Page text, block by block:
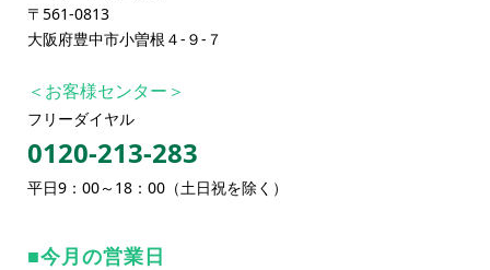
〒561-0813
大阪府豊中市小曽根４-９-７
＜お客様センター＞
フリーダイヤル
0120-213-283
平日9：00～18：00（土日祝を除く）
今月の営業日